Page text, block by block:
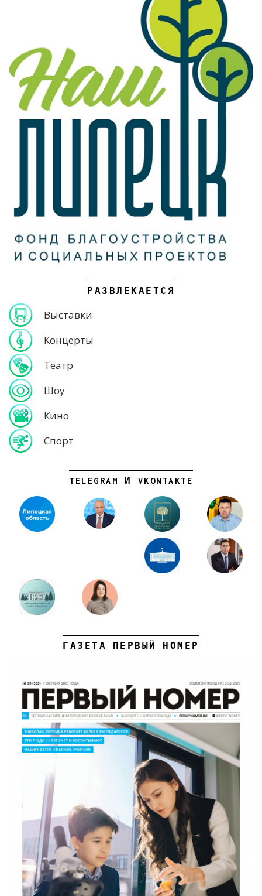
РАЗВЛЕКАЕТСЯ
Выставки
Концерты
Театр
Шоу
Кино
Спорт
TELEGRAM И VKONTAKTE
ГАЗЕТА ПЕРВЫЙ НОМЕР